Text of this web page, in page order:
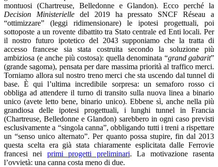
montuosi (Chartreuse, Belledonne e Glandon). Ecco perché la
Decision Ministerielledel 2019 ha pressato SNCF Réseau a
“ottimizzare” (leggi ridimensionare) le ipotesi progettuali, poi
sottoposte a un rovente dibattito tra Stato centrale ed Enti locali. Per
il nostro futuro ipotetico del 2043 supponiamo che la tratta di
accesso francese sia stata costruita secondo la soluzione più
ambiziosa (e anche più costosa): quella denominata “grand gabarit”
(grande sagoma), pensata per dare massima priorità al traffico merci.
Torniamo allora sul nostro treno merci che sta uscendo dal tunnel di
base. È qui l’ultima incredibile sorpresa: un semaforo rosso ci
obbliga ad attendere il turno di transito sulla nuova linea a binario
unico (avete letto bene, binario unico). Ebbene sì, anche nella più
grandiosa delle ipotesi progettuali, i lunghi tunnel in Francia
(Chartreuse, Belledonne e Glandon) sarebbero in ogni caso previsti
esclusivamente a “singola canna”, obbligando tutti i treni a rispettare
un “senso unico alternato”. Per quanto possa stupire, fin dal 2013
questa scelta era già stata chiaramente esplicitata dalle Ferrovie
francesi nei primi progetti preliminari. La motivazione rasenta
l’ovvietà: una canna costa meno di due.